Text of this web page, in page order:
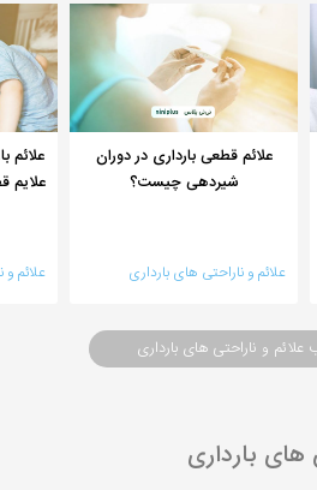
علائم قطعی بارداری در دوران
شیردهی چیست؟
علائم و ناراحتی های بارداری
علائم
علائم و
و ناراحتی های بارداری
بارداری